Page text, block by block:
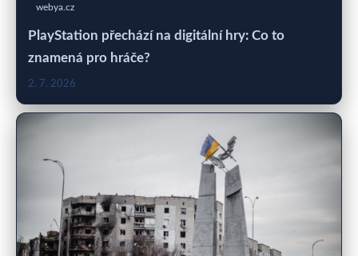
webya.cz
PlayStation přechází na digitální hry: Co to
znamená pro hráče?
2. 7. 2026